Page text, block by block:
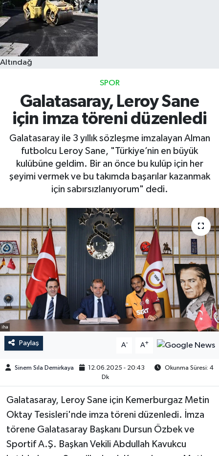
Altındağ
SPOR
Galatasaray, Leroy Sane
için imza töreni düzenledi
Galatasaray ile 3 yıllık sözleşme imzalayan Alman
futbolcu Leroy Sane, "Türkiye’nin en büyük
kulübüne geldim. Bir an önce bu kulüp için her
şeyimi vermek ve bu takımda başarılar kazanmak
için sabırsızlanıyorum" dedi.
iha
Paylaş A- A+
Sinem Sıla Demirkaya 12.06.2025 - 20:43
Okunma Süresi: 4
Dk
Galatasaray, Leroy Sane için Kemerburgaz Metin
Oktay Tesisleri'nde imza töreni düzenledi. İmza
törene Galatasaray Başkanı Dursun Özbek ve
Sportif A.Ş. Başkan Vekili Abdullah Kavukcu